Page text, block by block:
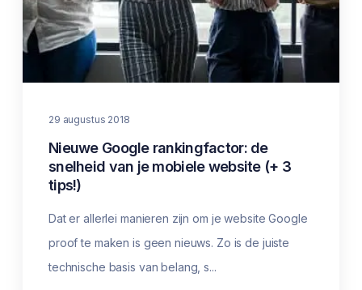
29 augustus 2018
Nieuwe Google rankingfactor: de
snelheid van je mobiele website (+ 3
tips!)
Dat er allerlei manieren zijn om je website Google
proof te maken is geen nieuws. Zo is de juiste
technische basis van belang, s...